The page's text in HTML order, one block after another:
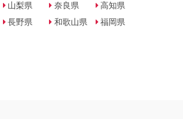
山梨県
長野県
奈良県
和歌山県
高知県
福岡県